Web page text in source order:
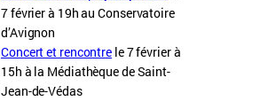
7 février à 19h au Conservatoire
d’Avignon
Concert et rencontre le 7 février à
15h à la Médiathèque de Saint-
Jean-de-Védas